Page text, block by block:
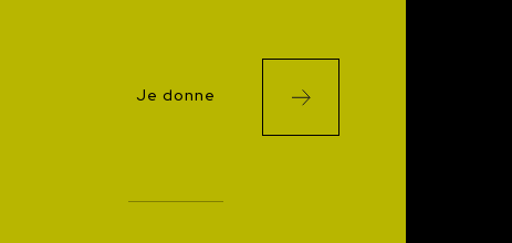
Je donne